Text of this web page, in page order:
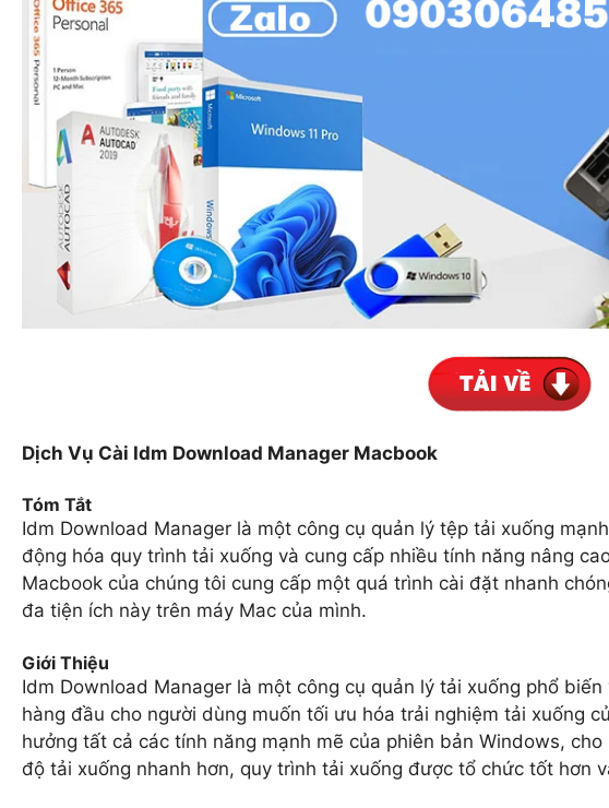
Dịch Vụ Cài Idm Download Manager Macbook
Tóm Tắt
Idm Download Manager là một công cụ quản lý tệp tải xuống
động hóa quy trình tải xuống và cung cấp nhiều tính năng nâng
Macbook của chúng tôi cung cấp một quá trình cài đặt nhanh
đa tiện ích này trên máy Mac của mình.
Giới Thiệu
Idm Download Manager là một công cụ quản lý tải xuống phổ
hàng đầu cho người dùng muốn tối ưu hóa trải nghiệm tải xuống
hưởng tất cả các tính năng mạnh mẽ của phiên bản Windows,
độ tải xuống nhanh hơn, quy trình tải xuống được tổ chức tốt hơn